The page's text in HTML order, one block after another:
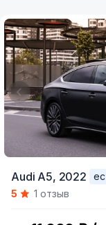
of
Audi A5, 2022
5
1 отзыв